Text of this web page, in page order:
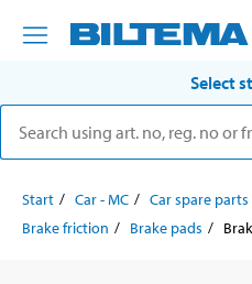
Select
Start Car - MC Car spare parts
Brake friction
Brake pads